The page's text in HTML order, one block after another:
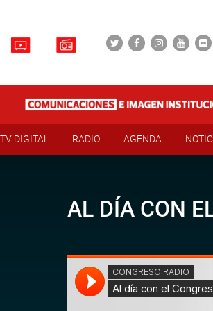
TV DIGITAL RADIO AGENDA
AL DÍA CON